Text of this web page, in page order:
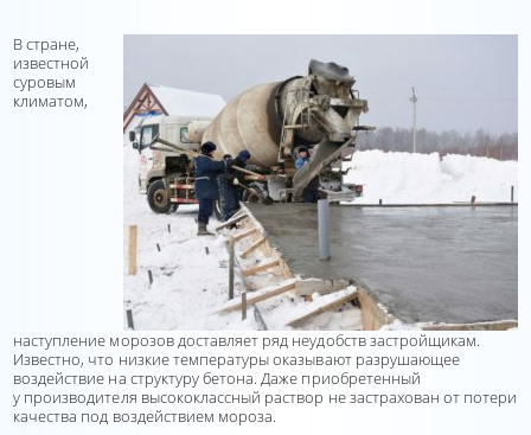
В стране,
известной
суровым
климатом,
наступление морозов доставляет ряд неудобств застройщикам.
Известно, что низкие температуры оказывают разрушающее
воздействие на структуру бетона. Даже приобретенный
у производителя высококлассный раствор не застрахован от потери
качества под воздействием мороза.